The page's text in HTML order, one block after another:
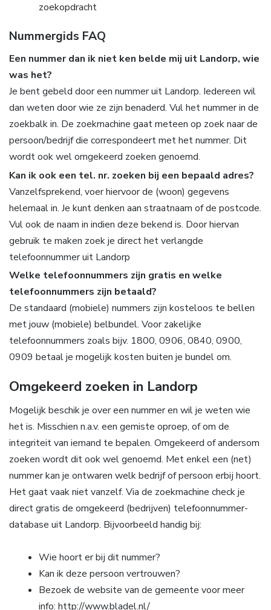
zoekopdracht
Nummergids FAQ
Een nummer dan ik niet ken belde mij uit Landorp, wie
was het?
Je bent gebeld door een nummer uit Landorp. Iedereen wil
dan weten door wie ze zijn benaderd. Vul het nummer in de
zoekbalk in. De zoekmachine gaat meteen op zoek naar de
persoon/bedrijf die correspondeert met het nummer. Dit
wordt ook wel omgekeerd zoeken genoemd.
Kan ik ook een tel. nr. zoeken bij een bepaald adres?
Vanzelfsprekend, voer hiervoor de (woon) gegevens
helemaal in. Je kunt denken aan straatnaam of de postcode.
Vul ook de naam in indien deze bekend is. Door hiervan
gebruik te maken zoek je direct het verlangde
telefoonnummer uit Landorp
Welke telefoonnummers zijn gratis en welke
telefoonnummers zijn betaald?
De standaard (mobiele) nummers zijn kosteloos te bellen
met jouw (mobiele) belbundel. Voor zakelijke
telefoonnummers zoals bijv. 1800, 0906, 0840, 0900,
0909 betaal je mogelijk kosten buiten je bundel om.
Omgekeerd zoeken in Landorp
Mogelijk beschik je over een nummer en wil je weten wie
het is. Misschien n.a.v. een gemiste oproep, of om de
integriteit van iemand te bepalen. Omgekeerd of andersom
zoeken wordt dit ook wel genoemd. Met enkel een (net)
nummer kan je ontwaren welk bedrijf of persoon erbij hoort.
Het gaat vaak niet vanzelf. Via de zoekmachine check je
direct gratis de omgekeerd (bedrijven) telefoonnummer-
database uit Landorp. Bijvoorbeeld handig bij:
Wie hoort er bij dit nummer?
Kan ik deze persoon vertrouwen?
Bezoek de website van de gemeente voor meer
info: http://www.bladel.nl/